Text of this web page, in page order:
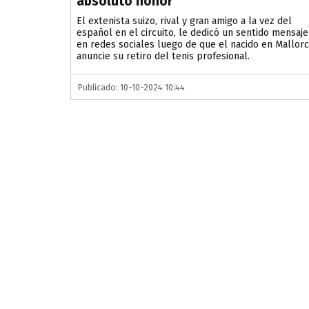
El extenista suizo, rival y gran amigo a la vez del
español en el circuito, le dedicó un sentido mensaje
en redes sociales luego de que el nacido en
anuncie su retiro del tenis profesional.
Publicado: 10-10-2024 10:44